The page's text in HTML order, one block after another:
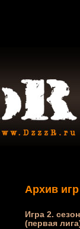
Архив игр
Игра 2.
(первая